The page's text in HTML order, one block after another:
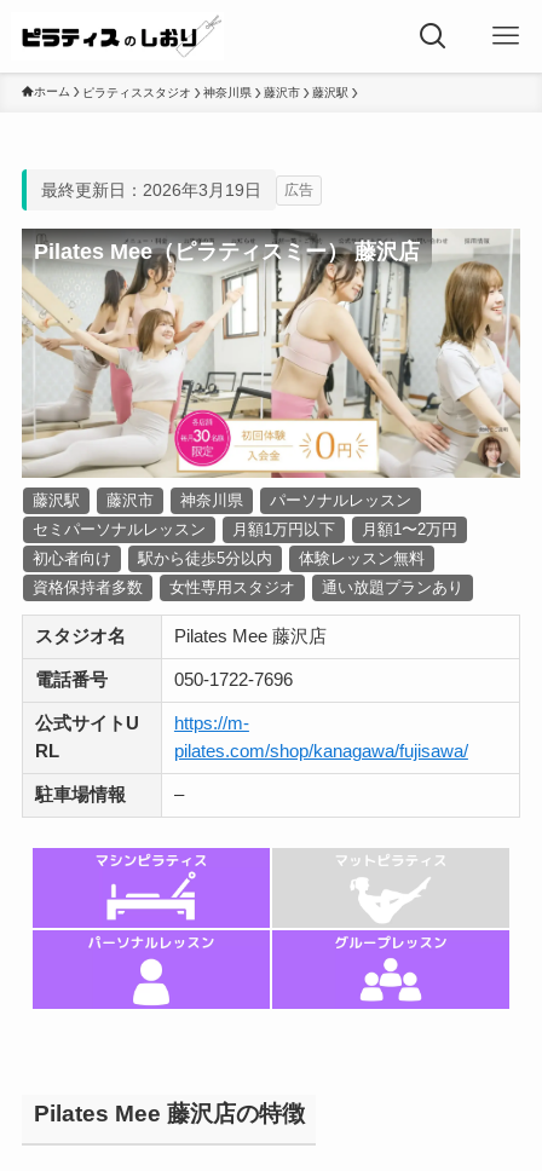
ホーム ピラティススタジオ 神奈川県 藤沢市 藤沢駅
最終更新日：2026年3月19日 広告
Pilates Mee（ピラティスミー） 藤沢店
藤沢駅 藤沢市 神奈川県
パーソナルレッスン
セミパーソナルレッスン
月額1万円以下
月額1〜2万円
初心者向け
駅から徒歩5分以内
体験レッスン無料
資格保持者多数
女性専用スタジオ 通い放題プランあり
スタジオ名 Pilates Mee 藤沢店
電話番号 050-1722-7696
公式サイトU
RL
https://m-
pilates.com/shop/kanagawa/fujisawa/
駐車場情報 –
Pilates Mee 藤沢店の特徴